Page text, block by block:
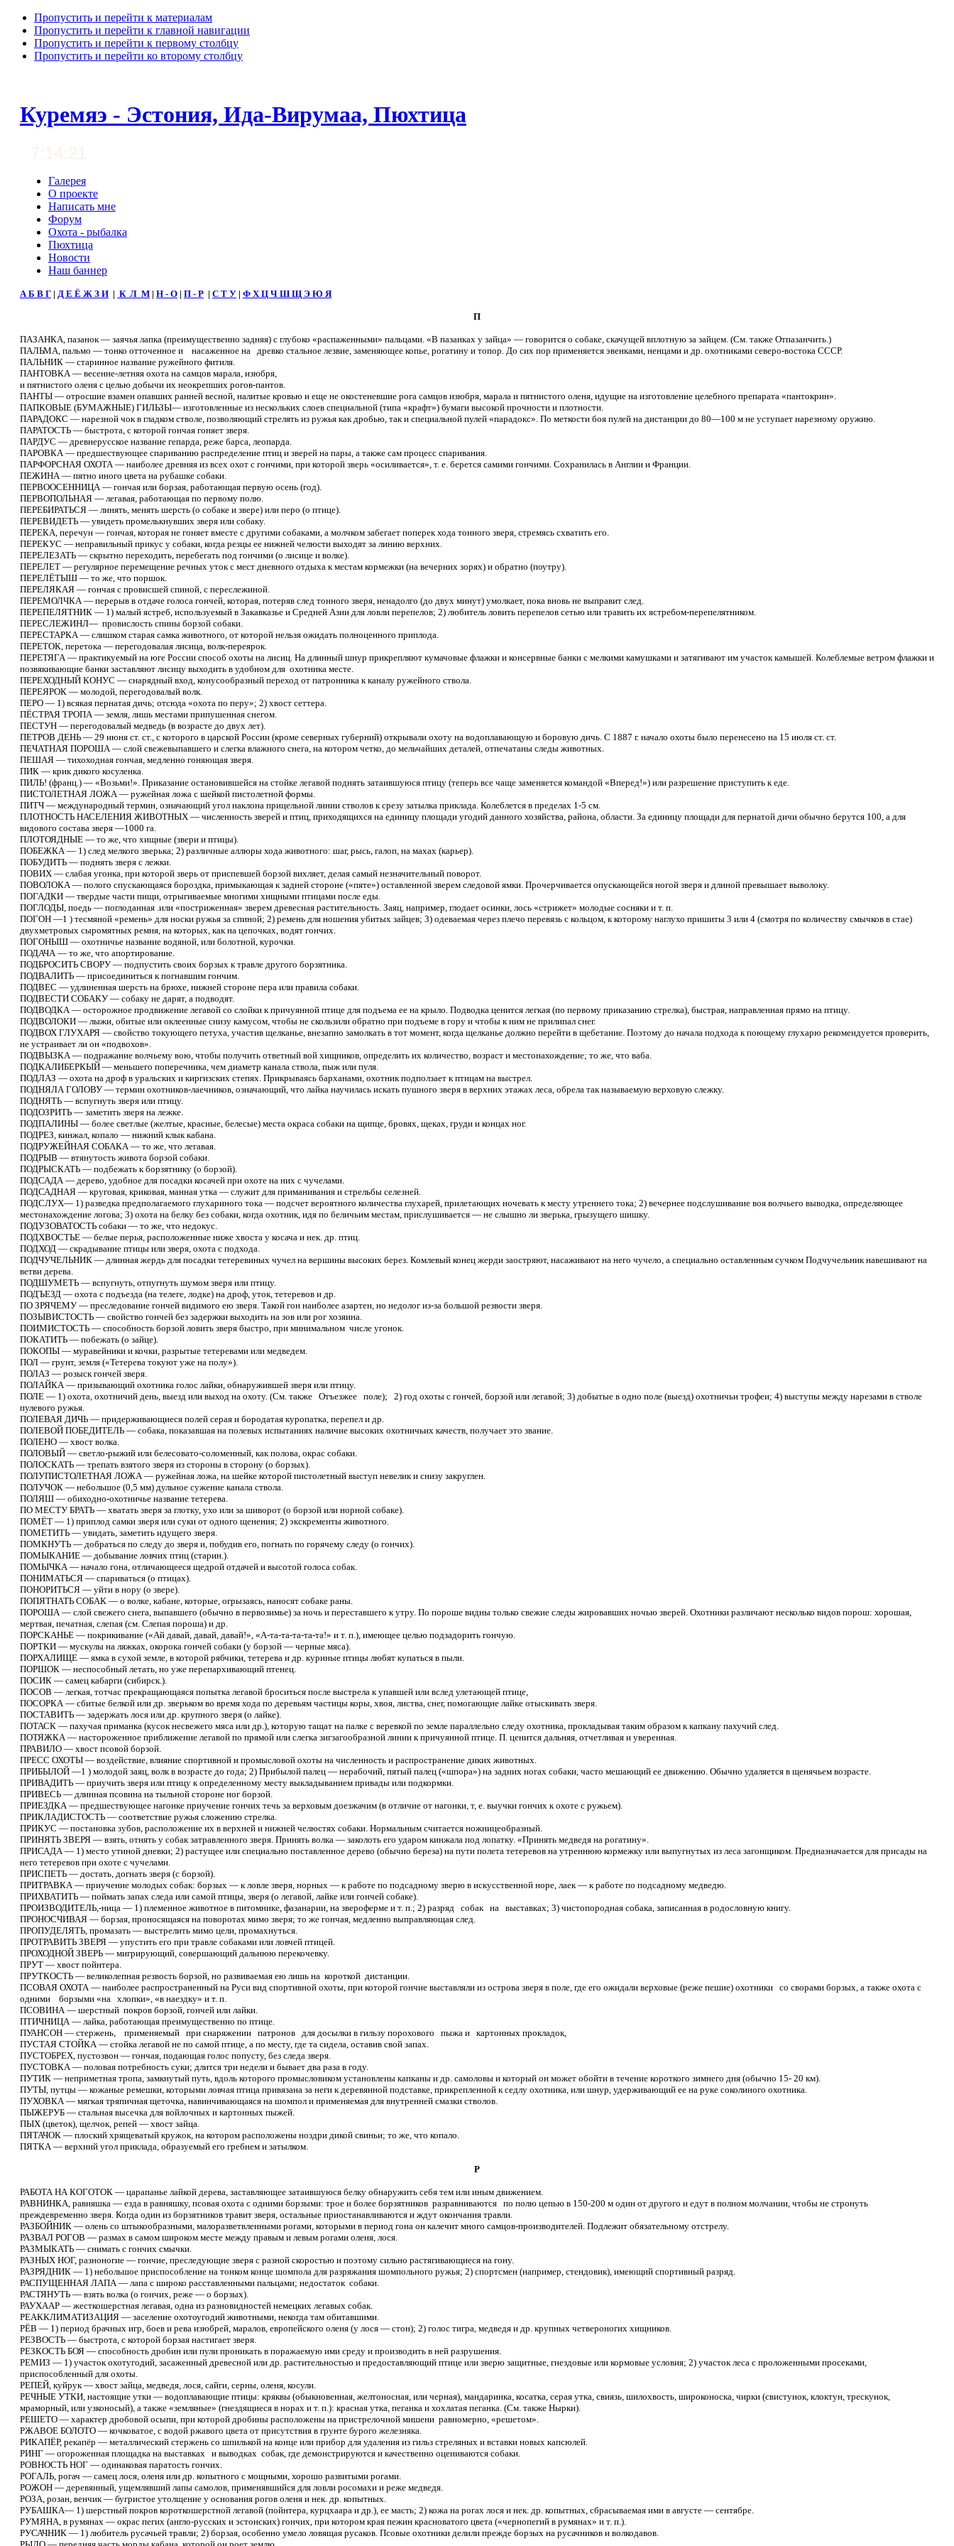
Пропустить и перейти к материалам
Пропустить и перейти к главной навигации
Пропустить и перейти к первому столбцу
Пропустить и перейти ко второму столбцу
Куремяэ - Эстония, Ида-Вирумаа, Пюхтица
7:14:22
Галерея
О проекте
Написать мне
Форум
Охота - рыбалка
Пюхтица
Новости
Наш баннер
А Б В Г| Д Е Ё Ж З И| К Л М| Н - О| П - Р| С Т У| Ф Х Ц Ч Ш Щ Э Ю Я
П
ПАЗАНКА, пазанок — заячья лапка (преимущественно задняя) с глубоко «распаженными» пальцами. «В пазанках у зайца» — говорится о собаке, скачущей вплотную за зайцем. (См. также Отпазанчить.)
ПАЛЬМА, пальмо — тонко отточенное и насаженное на древко стальное лезвие, заменяющее копье, рогатину и топор. До сих пор применяется эвенками, ненцами и др. охотниками северо-востока СССР.
ПАЛЬНИК — старинное название ружейного фитиля.
ПАНТОВКА — весенне-летняя охота на самцов марала, изюбря,
и пятнистого оленя с целью добычи их неокрепших рогов-пантов.
ПАНТЫ — отросшие взамен опавших ранней весной, налитые кровью и еще не окостеневшие рога самцов изюбря, марала и пятнистого оленя, идущие на изготовление целебного препарата «пантокрин».
ПАПКОВЫЕ (БУМАЖНЫЕ) ГИЛЬЗЫ— изготовленные из нескольких слоев специальной (типа «крафт») бумаги высокой прочности и плотности.
ПАРАДОКС — нарезной чок в гладком стволе, позволяющий стрелять из ружья как дробью, так и специальной пулей «парадокс». По меткости боя пулей на дистанции до 80—100 м не уступает нарезному оружию.
ПАРАТОСТЬ — быстрота, с которой гончая гоняет зверя.
ПАРДУС — древнерусское название гепарда, реже барса, леопарда.
ПАРОВКА — предшествующее спариванию распределение птиц и зверей на пары, а также сам процесс спаривания.
ПАРФОРСНАЯ ОХОТА — наиболее древняя из всех охот с гончими, при которой зверь «осиливается», т. е. берется самими гончими. Сохранилась в Англии и Франции.
ПЕЖИНА — пятно иного цвета на рубашке собаки.
ПЕРВООСЕННИЦА — гончая или борзая, работающая первую осень (год).
ПЕРВОПОЛЬНАЯ — легавая, работающая по первому полю.
ПЕРЕБИРАТЬСЯ — линять, менять шерсть (о собаке и звере) или перо (о птице).
ПЕРЕВИДЕТЬ — увидеть промелькнувших зверя или собаку.
ПЕРЕКА, перечун — гончая, которая не гоняет вместе с другими собаками, а молчком забегает поперек хода тонного зверя, стремясь схватить его.
ПЕРЕКУС — неправильный прикус у собаки, когда резцы ее нижней челюсти выходят за линию верхних.
ПЕРЕЛЕЗАТЬ — скрытно переходить, перебегать под гончими (о лисице и волке).
ПЕРЕЛЕТ — регулярное перемещение речных уток с мест дневного отдыха к местам кормежки (на вечерних зорях) и обратно (поутру).
ПЕРЕЛЁТЫШ — то же, что поршок.
ПЕРЕЛЯКАЯ — гончая с провисшей спиной, с переслежиной.
ПЕРЕМОЛЧКА — перерыв в отдаче голоса гончей, которая, потеряв след тонного зверя, ненадолго (до двух минут) умолкает, пока вновь не выправит след.
ПЕРЕПЕЛЯТНИК — 1) малый ястреб, используемый в Закавказье и Средней Азии для ловли перепелов; 2) любитель ловить перепелов сетью или травить их ястребом-перепелятником.
ПЕРЕСЛЕЖИНЛ— провислость спины борзой собаки.
ПЕРЕСТАРКА — слишком старая самка животного, от которой нельзя ожидать полноценного приплода.
ПЕРЕТОК, перетока — перегодовалая лисица, волк-переярок.
ПЕРЕТЯГА — практикуемый на юге России способ охоты на лисиц. На длинный шнур прикрепляют кумачовые флажки и консервные банки с мелкими камушками и затягивают им участок камышей. Колеблемые ветром флажки и
позвякивающие банки заставляют лисицу выходить в удобном для охотника месте.
ПЕРЕХОДНЫЙ КОНУС — снарядный вход, конусообразный переход от патронника к каналу ружейного ствола.
ПЕРЕЯРОК — молодой, перегодовалый волк.
ПЕРО — 1) всякая пернатая дичь; отсюда «охота по перу»; 2) хвост сеттера.
ПЁСТРАЯ ТРОПА — земля, лишь местами припушенная снегом.
ПЕСТУН — перегодовалый медведь (в возрасте до двух лет).
ПЕТРОВ ДЕНЬ — 29 июня ст. ст., с которого в царской России (кроме северных губерний) открывали охоту на водоплавающую и боровую дичь. С 1887 г. начало охоты было перенесено на 15 июля ст. ст.
ПЕЧАТНАЯ ПОРОША — слой свежевыпавшего и слегка влажного снега, на котором четко, до мельчайших деталей, отпечатаны следы животных.
ПЕШАЯ — тихоходная гончая, медленно гоняющая зверя.
ПИК — крик дикого косуленка.
ПИЛЬ! (франц.) — «Возьми!». Приказание остановившейся на стойке легавой поднять затаившуюся птицу (теперь все чаще заменяется командой «Вперед!») или разрешение приступить к еде.
ПИСТОЛЕТНАЯ ЛОЖА — ружейная ложа с шейкой пистолетной формы.
ПИТЧ — международный термин, означающий угол наклона прицельной линии стволов к срезу затылка приклада. Колеблется в пределах 1-5 см.
ПЛОТНОСТЬ НАСЕЛЕНИЯ ЖИВОТНЫХ — численность зверей и птиц, приходящихся на единицу площади угодий данного хозяйства, района, области. За единицу площади для пернатой дичи обычно берутся 100, а для
видового состава зверя —1000 га.
ПЛОТОЯДНЫЕ — то же, что хищные (звери и птицы).
ПОБЕЖКА — 1) след мелкого зверька; 2) различные аллюры хода животного: шаг, рысь, галоп, на махах (карьер).
ПОБУДИТЬ — поднять зверя с лежки.
ПОВИХ — слабая угонка, при которой зверь от приспевшей борзой вихляет, делая самый незначительный поворот.
ПОВОЛОКА — полого спускающаяся бороздка, примыкающая к задней стороне («пяте») оставленной зверем следовой ямки. Прочерчивается опускающейся ногой зверя и длиной превышает выволоку.
ПОГАДКИ — твердые части пищи, отрыгиваемые многими хищными птицами после еды.
ПОГЛОДЫ, поедь — поглоданная .или «постриженная» зверем древесная растительность. Заяц, например, глодает осинки, лось «стрижет» молодые сосняки и т. п.
ПОГОН —1 ) тесмяной «ремень» для носки ружья за спиной; 2) ремень для ношения убитых зайцев; 3) одеваемая через плечо перевязь с кольцом, к которому наглухо пришиты 3 или 4 (смотря по количеству смычков в стае)
двухметровых сыромятных ремня, на которых, как на цепочках, водят гончих.
ПОГОНЫШ — охотничье название водяной, или болотной, курочки.
ПОДАЧА — то же, что апортирование.
ПОДБРОСИТЬ СВОРУ — подпустить своих борзых к травле другого борзятника.
ПОДВАЛИТЬ — присоединиться к погнавшим гончим.
ПОДВЕС — удлиненная шерсть на брюхе, нижней стороне пера или правила собаки.
ПОДВЕСТИ СОБАКУ — собаку не дарят, а подводят.
ПОДВОДКА — осторожное продвижение легавой со слойки к причуянной птице для подъема ее на крыло. Подводка ценится легкая (по первому приказанию стрелка), быстрая, направленная прямо на птицу.
ПОДВОЛОКИ — лыжи, обитые или оклеенные снизу камусом, чтобы не скользили обратно при подъеме в гору и чтобы к ним не прилипал снег.
ПОДВОХ ГЛУХАРЯ — свойство токующего петуха, участив щелканье, внезапно замолкать в тот момент, когда щелканье должно перейти в щебетание. Поэтому до начала подхода к поющему глухарю рекомендуется проверить,
не устраивает ли он «подвохов».
ПОДВЫЗКА — подражание волчьему вою, чтобы получить ответный вой хищников, определить их количество, возраст и местонахождение; то же, что ваба.
ПОДКАЛИБЕРКЫЙ — меньшего поперечника, чем диаметр канала ствола, пыж или пуля.
ПОДЛАЗ — охота на дроф в уральских и киргизских степях. Прикрываясь барханами, охотник подползает к птицам на выстрел.
ПОДНЯЛА ГОЛОВУ — термин охотников-лаечников, означающий, что лайка научилась искать пушного зверя в верхних этажах леса, обрела так называемую верховую слежку.
ПОДНЯТЬ — вспугнуть зверя или птицу.
ПОДОЗРИТЬ — заметить зверя на лежке.
ПОДПАЛИНЫ — более светлые (желтые, красные, белесые) места окраса собаки на щипце, бровях, щеках, груди и концах ног.
ПОДРЕЗ, кинжал, копало — нижний клык кабана.
ПОДРУЖЕЙНАЯ СОБАКА — то же, что легавая.
ПОДРЫВ — втянутость живота борзой собаки.
ПОДРЫСКАТЬ — подбежать к борзятнику (о борзой).
ПОДСАДА — дерево, удобное для посадки косачей при охоте на них с чучелами.
ПОДСАДНАЯ — круговая, криковая, манная утка — служит для приманивания и стрельбы селезней.
ПОДСЛУХ— 1) разведка предполагаемого глухариного тока — подсчет вероятного количества глухарей, прилетающих ночевать к месту утреннего тока; 2) вечернее подслушивание воя волчьего выводка, определяющее
местонахождение логова; 3) охота на белку без собаки, когда охотник, идя по беличьим местам, прислушивается — не слышно ли зверька, грызущего шишку.
ПОДУЗОВАТОСТЬ собаки — то же, что недокус.
ПОДХВОСТЬЕ — белые перья, расположенные ниже хвоста у косача и нек. др. птиц.
ПОДХОД — скрадывание птицы или зверя, охота с подхода.
ПОДЧУЧЕЛЬНИК — длинная жердь для посадки тетеревиных чучел на вершины высоких берез. Комлевый конец жерди заостряют, насаживают на него чучело, а специально оставленным сучком Подчучельник навешивают на
ветви дерева.
ПОДШУМЕТЬ — вспугнуть, отпугнуть шумом зверя или птицу.
ПОДЪЕЗД — охота с подъезда (на телеге, лодке) на дроф, уток, тетеревов и др.
ПО ЗРЯЧЕМУ — преследование гончей видимого ею зверя. Такой гон наиболее азартен, но недолог из-за большой резвости зверя.
ПОЗЫВИСТОСТЬ — свойство гончей без задержки выходить на зов или рог хозяина.
ПОИМИСТОСТЬ — способность борзой ловить зверя быстро, при минимальном числе угонок.
ПОКАТИТЬ — побежать (о зайце).
ПОКОПЫ — муравейники и кочки, разрытые тетеревами или медведем.
ПОЛ — грунт, земля («Тетерева токуют уже на полу»).
ПОЛАЗ — розыск гончей зверя.
ПОЛАЙКА — призывающий охотника голос лайки, обнаружившей зверя или птицу.
ПОЛЕ — 1) охота, охотничий день, выезд или выход на охоту. (См. также Отъезжее поле); 2) год охоты с гончей, борзой или легавой; 3) добытые в одно поле (выезд) охотничьи трофеи; 4) выступы между нарезами в стволе
пулевого ружья.
ПОЛЕВАЯ ДИЧЬ — придерживающиеся полей серая и бородатая куропатка, перепел и др.
ПОЛЕВОЙ ПОБЕДИТЕЛЬ — собака, показавшая на полевых испытаниях наличие высоких охотничьих качеств, получает это звание.
ПОЛЕНО — хвост волка.
ПОЛОВЫЙ — светло-рыжий или белесовато-соломенный, как полова, окрас собаки.
ПОЛОСКАТЬ — трепать взятого зверя из стороны в сторону (о борзых).
ПОЛУПИСТОЛЕТНАЯ ЛОЖА — ружейная ложа, на шейке которой пистолетный выступ невелик и снизу закруглен.
ПОЛУЧОК — небольшое (0,5 мм) дульное сужение канала ствола.
ПОЛЯШ — обиходно-охотничье название тетерева.
ПО МЕСТУ БРАТЬ — хватать зверя за глотку, ухо или за шиворот (о борзой или норной собаке).
ПОМЁТ — 1) приплод самки зверя или суки от одного щенения; 2) экскременты животного.
ПОМЕТИТЬ — увидать, заметить идущего зверя.
ПОМКНУТЬ — добраться по следу до зверя и, побудив его, погнать по горячему следу (о гончих).
ПОМЫКАНИЕ — добывание ловчих птиц (старин.).
ПОМЫЧКА — начало гона, отличающееся щедрой отдачей и высотой голоса собак.
ПОНИМАТЬСЯ — спариваться (о птицах).
ПОНОРИТЬСЯ — уйти в нору (о звере).
ПОПЯТНАТЬ СОБАК — о волке, кабане, которые, огрызаясь, наносят собаке раны.
ПОРОША — слой свежего снега, выпавшего (обычно в первозимье) за ночь и переставшего к утру. По пороше видны только свежие следы жировавших ночью зверей. Охотники различают несколько видов порош: хорошая,
мертвая, печатная, слепая (см. Слепая пороша) и др.
ПОРСКАНЬЕ — покрикивание («Ай давай, давай, давай!», «А-та-та-та-та-та!» и т. п.), имеющее целью подзадорить гончую.
ПОРТКИ — мускулы на ляжках, окорока гончей собаки (у борзой — черные мяса).
ПОРХАЛИЩЕ — ямка в сухой земле, в которой рябчики, тетерева и др. куриные птицы любят купаться в пыли.
ПОРШОК — неспособный летать, но уже перепархивающий птенец.
ПОСИК — самец кабарги (сибирск.).
ПОСОВ — легкая, тотчас прекращающаяся попытка легавой броситься после выстрела к упавшей или вслед улетающей птице,
ПОСОРКА — сбитые белкой или др. зверьком во время хода по деревьям частицы коры, хвоя, листва, снег, помогающие лайке отыскивать зверя.
ПОСТАВИТЬ — задержать лося или др. крупного зверя (о лайке).
ПОТАСК — пахучая приманка (кусок несвежего мяса или др.), которую тащат на палке с веревкой по земле параллельно следу охотника, прокладывая таким образом к капкану пахучий след.
ПОТЯЖКА — настороженное приближение легавой по прямой или слегка зигзагообразной линии к причуянной птице. П. ценится дальняя, отчетливая и уверенная.
ПРАВИЛО — хвост псовой борзой.
ПРЕСС ОХОТЫ — воздействие, влияние спортивной и промысловой охоты на численность и распространение диких животных.
ПРИБЫЛОЙ —1 ) молодой заяц, волк в возрасте до года; 2) Прибылой палец — нерабочий, пятый палец («шпора») на задних ногах собаки, часто мешающий ее движению. Обычно удаляется в щенячьем возрасте.
ПРИВАДИТЬ — приучить зверя или птицу к определенному месту выкладыванием привады или подкормки.
ПРИВЕСЬ — длинная псовина на тыльной стороне ног борзой.
ПРИЕЗДКА — предшествующее нагонке приучение гончих течь за верховым доезжачим (в отличие от нагонки, т, е. выучки гончих к охоте с ружьем).
ПРИКЛАДИСТОСТЬ — соответствие ружья сложению стрелка.
ПРИКУС — постановка зубов, расположение их в верхней и нижней челюстях собаки. Нормальным считается ножницеобразный.
ПРИНЯТЬ ЗВЕРЯ — взять, отнять у собак затравленного зверя. Принять волка — заколоть его ударом кинжала под лопатку. «Принять медведя на рогатину».
ПРИСАДА — 1) место утиной дневки; 2) растущее или специально поставленное дерево (обычно береза) на пути полета тетеревов на утреннюю кормежку или выпугнутых из леса загонщиком. Предназначается для присады на
него тетеревов при охоте с чучелами.
ПРИСПЕТЬ — достать, догнать зверя (с борзой).
ПРИТРАВКА — приучение молодых собак: борзых — к ловле зверя, норных — к работе по подсадному зверю в искусственной норе, лаек — к работе по подсадному медведю.
ПРИХВАТИТЬ — поймать запах следа или самой птицы, зверя (о легавой, лайке или гончей собаке).
ПРОИЗВОДИТЕЛЬ,-ница — 1) племенное животное в питомнике, фазанарии, на звероферме и т. п.; 2) разряд собак на выставках; 3) чистопородная собака, записанная в родословную книгу.
ПРОНОСЧИВАЯ — борзая, проносящаяся на поворотах мимо зверя; то же гончая, медленно выправляющая след.
ПРОПУДЕЛЯТЬ, промазать — выстрелить мимо цели, промахнуться.
ПРОТРАВИТЬ ЗВЕРЯ — упустить его при травле собаками или ловчей птицей.
ПРОХОДНОЙ ЗВЕРЬ — мигрирующий, совершающий дальнюю перекочевку.
ПРУТ — хвост пойнтера.
ПРУТКОСТЬ — великолепная резвость борзой, но развиваемая ею лишь на короткой дистанции.
ПСОВАЯ ОХОТА — наиболее распространенный на Руси вид спортивной охоты, при которой гончие выставляли из острова зверя в поле, где его ожидали верховые (реже пешие) охотники со сворами борзых, а также охота с
одними борзыми «на хлопки», «в наездку» и т. п.
ПСОВИНА — шерстный покров борзой, гончей или лайки.
ПТИЧНИЦА — лайка, работающая преимущественно по птице.
ПУАНСОН — стержень, применяемый при снаряжении патронов для досылки в гильзу порохового пыжа и картонных прокладок,
ПУСТАЯ СТОЙКА — стойка легавой не по самой птице, а по месту, где та сидела, оставив свой запах.
ПУСТОБРЕХ, пустозвон — гончая, подающая голос попусту, без следа зверя.
ПУСТОВКА — половая потребность суки; длится три недели и бывает два раза в году.
ПУТИК — неприметная тропа, замкнутый путь, вдоль которого промысловиком установлены капканы и др. самоловы и который он может обойти в течение короткого зимнего дня (обычно 15- 20 км).
ПУТЫ, путцы — кожаные ремешки, которыми ловчая птица привязана за неги к деревянной подставке, прикрепленной к седлу охотника, или шнур, удерживающий ее на руке соколиного охотника.
ПУХОВКА — мягкая тряпичная щеточка, навинчивающаяся на шомпол и применяемая для внутренней смазки стволов.
ПЫЖЕРУБ — стальная высечка для войлочных и картонных пыжей.
ПЫХ (цветок), щелчок, репей — хвост зайца.
ПЯТАЧОК — плоский хрящеватый кружок, на котором расположены ноздри дикой свиньи; то же, что копало.
ПЯТКА — верхний угол приклада, образуемый его гребнем и затылком.
Р
РАБОТА НА КОГОТОК — царапанье лайкой дерева, заставляющее затаившуюся белку обнаружить себя тем или иным движением.
РАВНИНКА, равняшка — езда в равняшку, псовая охота с одними борзыми: трое и более борзятников разравниваются по полю цепью в 150-200 м один от другого и едут в полном молчании, чтобы не стронуть
преждевременно зверя. Когда один из борзятников травит зверя, остальные приостанавливаются и ждут окончания травли.
РАЗБОЙНИК — олень со штыкообразными, малоразветвленными рогами, которыми в период гона он калечит много самцов-производителей. Подлежит обязательному отстрелу.
РАЗВАЛ РОГОВ — размах в самом широком месте между правым и левым рогами оленя, лося.
РАЗМЫКАТЬ — снимать с гончих смычки.
РАЗНЫХ НОГ, разноногие — гончие, преследующие зверя с разной скоростью и поэтому сильно растягивающиеся на гону.
РАЗРЯДНИК — 1) небольшое приспособление на тонком конце шомпола для разряжания шомпольного ружья; 2) спортсмен (например, стендовик), имеющий спортивный разряд.
РАСПУЩЕННАЯ ЛАПА — лапа с широко расставленными пальцами; недостаток собаки.
РАСТЯНУТЬ — взять волка (о гончих, реже — о борзых).
РАУХААР — жесткошерстная легавая, одна из разновидностей немецких легавых собак.
РЕАККЛИМАТИЗАЦИЯ — заселение охотоугодий животными, некогда там обитавшими.
РЁВ — 1) период брачных игр, боев и рева изюбрей, маралов, европейского оленя (у лося — стон); 2) голос тигра, медведя и др. крупных четвероногих хищников.
РЕЗВОСТЬ — быстрота, с которой борзая настигает зверя.
РЕЗКОСТЬ БОЯ — способность дробин или пули проникать в поражаемую ими среду и производить в ней разрушения.
РЕМИЗ — 1) участок охотугодий, засаженный древесной или др. растительностью и предоставляющий птице или зверю защитные, гнездовые или кормовые условия; 2) участок леса с проложенными просеками,
приспособленный для охоты.
РЕПЕЙ, куйрук — хвост зайца, медведя, лося, сайги, серны, оленя, косули.
РЕЧНЫЕ УТКИ, настоящие утки — водоплавающие птицы: кряквы (обыкновенная, желтоносная, или черная), мандаринка, косатка, серая утка, свиязь, шилохвость, широконоска, чирки (свистунок, клоктун, трескунок,
мраморный, или узконосый), а также «земляные» (гнездящиеся в норах и т. п.): красная утка, пеганка и хохлатая пеганка. (См. также Нырки).
РЕШЕТО — характер дробовой осыпи, при которой дробины расположены на пристрелочной мишени равномерно, «решетом».
РЖАВОЕ БОЛОТО — кочковатое, с водой ржавого цвета от присутствия в грунте бурого железняка.
РИКАПЁР, рекапёр — металлический стержень со шпилькой на конце или прибор для удаления из гильз стреляных и вставки новых капсюлей.
РИНГ — огороженная площадка на выставках и выводках собак, где демонстрируются и качественно оцениваются собаки.
РОВНОСТЬ НОГ — одинаковая паратость гончих.
РОГАЛЬ, рогач — самец лося, оленя или др. копытного с мощными, хорошо развитыми рогами.
РОЖОН — деревянный, ущемлявший лапы самолов, применявшийся для ловли росомахи и реже медведя.
РОЗА, розан, венчик — бугристое утолщение у основания рогов оленя и нек. др. копытных.
РУБАШКА— 1) шерстный покров короткошерстной легавой (пойнтера, курцхаара и др.), ее масть; 2) кожа на рогах лося и нек. др. копытных, сбрасываемая ими в августе — сентябре.
РУМЯНА, в румянах — окрас пегих (англо-русских и эстонских) гончих, при котором края пежин красноватого цвета («чернопегий в румянах» и т. п.).
РУСАЧНИК — 1) любитель русачьей травли; 2) борзая, особенно умело ловящая русаков. Псовые охотники делили прежде борзых на русачников и волкодавов.